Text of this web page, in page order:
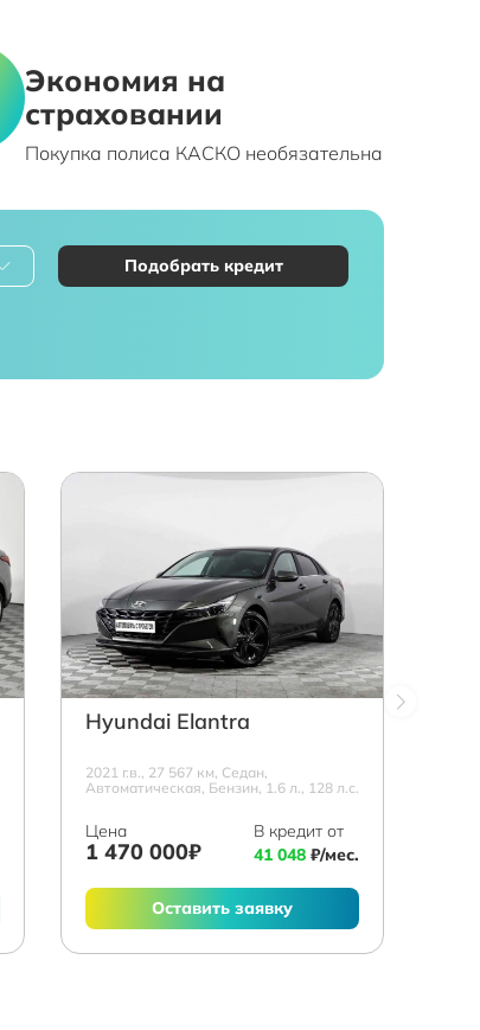
Экономия на
страховании
Покупка полиса КАСКО необязательна
Подобрать кредит
Hyundai Elantra
2021 г.в., 27 567 км, Седан,
Автоматическая, Бензин, 1.6 л., 128 л.с.
Цена
1 470 000₽
В кредит от
41 048 ₽/мес.
Оставить заявку